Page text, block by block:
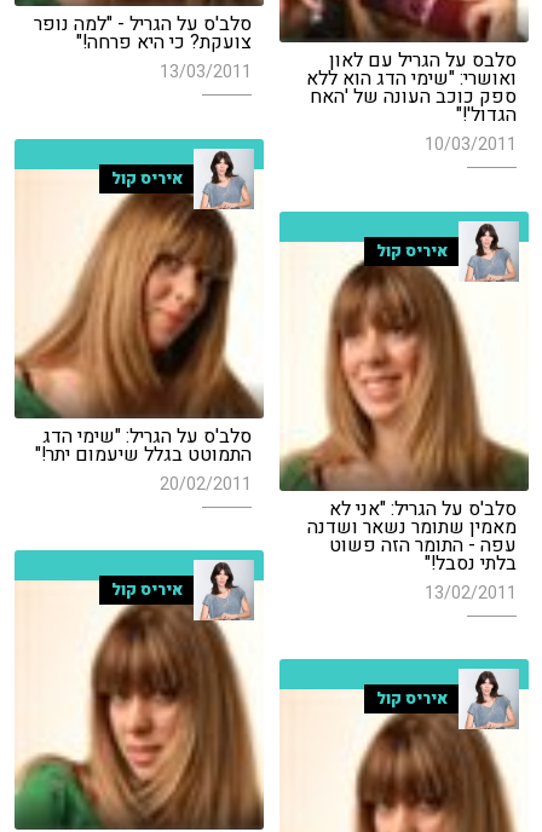
סלב'ס על הגריל - "למה נופר
צועקת? כי היא פרחה!"
13/03/2011 סלבס על הגריל עם לאון
ואושרי: "שימי הדג הוא ללא
ספק כוכב העונה של 'האח
הגדול'!"
10/03/2011
איריס קול
סלב'ס על הגריל: "שימי הדג
התמוטט בגלל שיעמום יתר!"
20/02/2011
איריס קול
סלב'ס על הגריל: "אני לא
מאמין שתומר נשאר ושדנה
עפה - התומר הזה פשוט
בלתי נסבל!"
13/02/2011 איריס קול
איריס קול